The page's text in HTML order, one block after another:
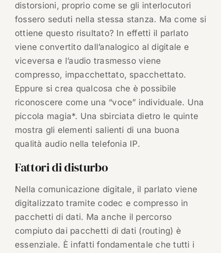
distorsioni, proprio come se gli interlocutori
fossero seduti nella stessa stanza. Ma come si
ottiene questo risultato? In effetti il parlato
viene convertito dall’analogico al digitale e
viceversa e l’audio trasmesso viene
compresso, impacchettato, spacchettato.
Eppure si crea qualcosa che è possibile
riconoscere come una “voce” individuale. Una
piccola magia*. Una sbirciata dietro le quinte
mostra gli elementi salienti di una buona
qualità audio nella telefonia IP.
Fattori di disturbo
Nella comunicazione digitale, il parlato viene
digitalizzato tramite codec e compresso in
pacchetti di dati. Ma anche il percorso
compiuto dai pacchetti di dati (routing) è
essenziale. È infatti fondamentale che tutti i